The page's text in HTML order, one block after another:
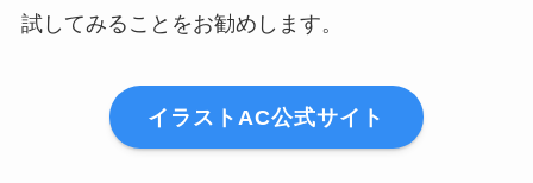
試してみることをお勧めします。
イラストAC公式サイト